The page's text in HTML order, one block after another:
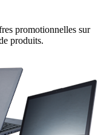
promotionnelles sur
produits.